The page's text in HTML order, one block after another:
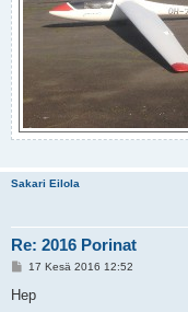
Sakari Eilola
Re: 2016 Porinat
V
e
s
17 Kesä 2016 12:52
Hep